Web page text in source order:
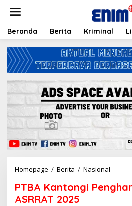
t
Beranda Berita Kriminal
Homepage / Berita / Nasional
B
PTBA Kantongi
ASRRAT 2025